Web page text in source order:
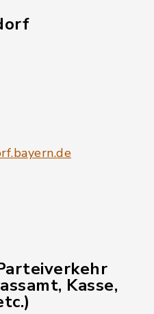
Kasse,